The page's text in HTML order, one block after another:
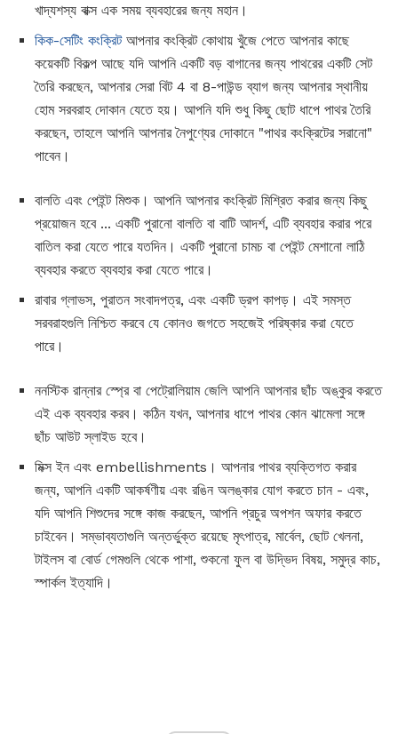
খাদ্যশস্য বাক্স এক সময় ব্যবহারের জন্য মহান।
কিক-সেটিং কংক্রিটআপনার কংক্রিট কোথায় খুঁজে পেতে আপনার কাছে
কয়েকটি বিকল্প আছে যদি আপনি একটি বড় বাগানের জন্য পাথরের একটি সেট
তৈরি করছেন, আপনার সেরা বিট 4 বা 8-পাউন্ড ব্যাগ জন্য আপনার স্থানীয়
হোম সরবরাহ দোকান যেতে হয়। আপনি যদি শুধু কিছু ছোট ধাপে পাথর তৈরি
করছেন, তাহলে আপনি আপনার নৈপুণ্যের দোকানে "পাথর কংক্রিটের সরানো"
পাবেন।
বালতি এবং পেইন্ট মিশুক। আপনি আপনার কংক্রিট মিশ্রিত করার জন্য কিছু
প্রয়োজন হবে ... একটি পুরানো বালতি বা বাটি আদর্শ, এটি ব্যবহার করার পরে
বাতিল করা যেতে পারে যতদিন। একটি পুরানো চামচ বা পেইন্ট মেশানো লাঠি
ব্যবহার করতে ব্যবহার করা যেতে পারে।
রাবার গ্লাভস, পুরাতন সংবাদপত্র, এবং একটি ড্রপ কাপড়। এই সমস্ত
সরবরাহগুলি নিশ্চিত করবে যে কোনও জগতে সহজেই পরিষ্কার করা যেতে
পারে।
ননস্টিক রান্নার স্প্রে বা পেট্রোলিয়াম জেলি আপনি আপনার ছাঁচ অঙ্কুর করতে
এই এক ব্যবহার করব। কঠিন যখন, আপনার ধাপে পাথর কোন ঝামেলা সঙ্গে
ছাঁচ আউট স্লাইড হবে।
মিক্স ইন এবং embellishments। আপনার পাথর ব্যক্তিগত করার
জন্য, আপনি একটি আকর্ষণীয় এবং রঙিন অলঙ্কার যোগ করতে চান - এবং,
যদি আপনি শিশুদের সঙ্গে কাজ করছেন, আপনি প্রচুর অপশন অফার করতে
চাইবেন। সম্ভাব্যতাগুলি অন্তর্ভুক্ত রয়েছে মৃৎপাত্র, মার্বেল, ছোট খেলনা,
টাইলস বা বোর্ড গেমগুলি থেকে পাশা, শুকনো ফুল বা উদ্ভিদ বিষয়, সমুদ্র কাচ,
স্পার্কল ইত্যাদি।